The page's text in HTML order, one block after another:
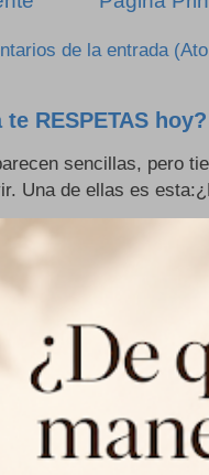
de la entrada
RESPETAS hoy?
sencillas, pero
Una de ellas es